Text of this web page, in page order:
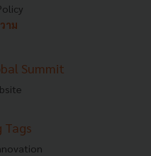
าม
Summit
Tags